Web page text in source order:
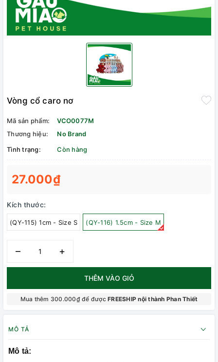
Vòng cổ caro nơ
Mã sản phẩm:
VCO0077M
Thương hiệu:
No Brand
Tình trạng:
Còn hàng
27.000₫
Kích thước:
(QY-115) 1cm - Size S (QY-116) 1.5cm - Size M
– +
THÊM VÀO GIỎ
Mua thêm 300.000₫ để đượcFREESHIP nội thành Phan Thiết
MÔ TẢ
Mô tả: